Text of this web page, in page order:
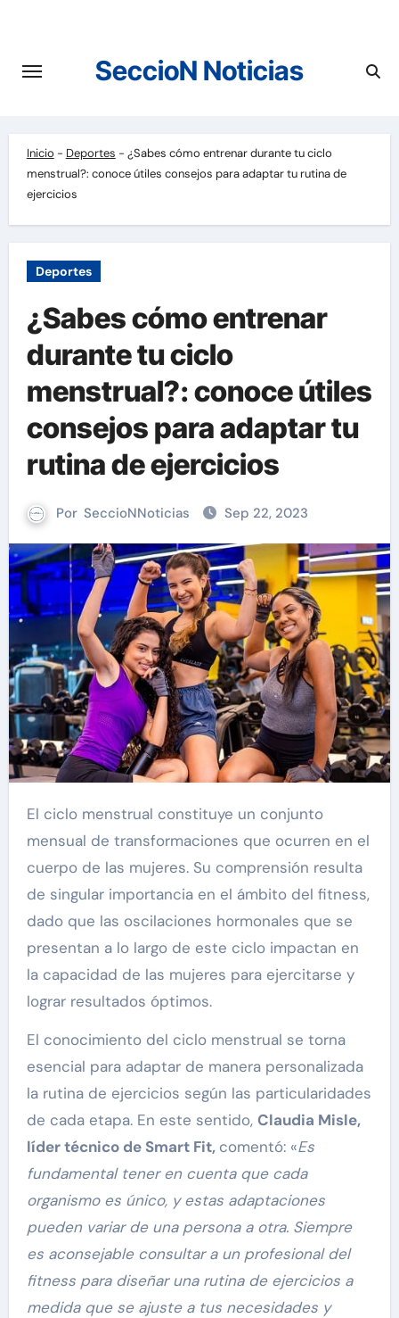
contenido
SeccioN Noticias
Inicio - Deportes - ¿Sabes cómo entrenar durante tu ciclo
menstrual?: conoce útiles consejos para adaptar tu rutina de
ejercicios
Deportes
¿Sabes cómo entrenar
durante tu ciclo
menstrual?: conoce útiles
consejos para adaptar tu
rutina de ejercicios
Por SeccioNNoticias Sep 22, 2023
El ciclo menstrual constituye un conjunto
mensual de transformaciones que ocurren en el
cuerpo de las mujeres. Su comprensión resulta
de singular importancia en el ámbito del fitness,
dado que las oscilaciones hormonales que se
presentan a lo largo de este ciclo impactan en
la capacidad de las mujeres para ejercitarse y
lograr resultados óptimos.
El conocimiento del ciclo menstrual se torna
esencial para adaptar de manera personalizada
la rutina de ejercicios según las particularidades
de cada etapa. En este sentido, Claudia Misle,
líder técnico de Smart Fit, comentó: «Es
fundamental tener en cuenta que cada
organismo es único, y estas adaptaciones
pueden variar de una persona a otra. Siempre
es aconsejable consultar a un profesional del
fitness para diseñar una rutina de ejercicios a
medida que se ajuste a tus necesidades y